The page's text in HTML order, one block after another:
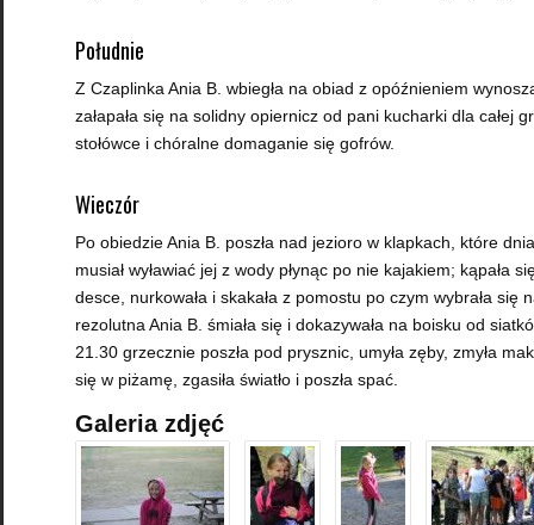
Południe
Z Czaplinka Ania B. wbiegła na obiad z opóźnieniem
załapała się na solidny opiernicz od pani kucharki dla całej
stołówce i chóralne domaganie się gofrów.
Wieczór
Po obiedzie Ania B. poszła nad jezioro w klapkach, które
musiał wyławiać jej z wody płynąc po nie kajakiem; kąpała
desce, nurkowała i skakała z pomostu po czym wybrała się
rezolutna Ania B. śmiała się i dokazywała na boisku od
21.30 grzecznie poszła pod prysznic, umyła zęby, zmyła
się w piżamę, zgasiła światło i poszła spać.
Galeria zdjęć